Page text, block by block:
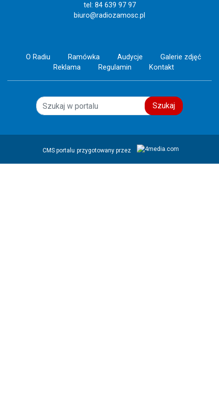
tel: 84 639 97 97
biuro@radiozamosc.pl
O Radiu Ramówka Audycje
Galerie zdjęć
Reklama
Regulamin Kontakt
Szukaj
CMS portalu przygotowany przez